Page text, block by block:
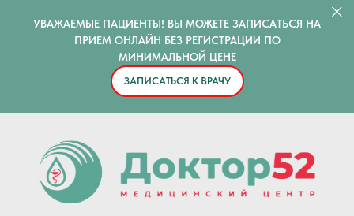
УВАЖАЕМЫЕ ПАЦИЕНТЫ! ВЫ МОЖЕТЕ ЗАПИСАТЬСЯ НА
ПРИЕМ ОНЛАЙН БЕЗ РЕГИСТРАЦИИ ПО
МИНИМАЛЬНОЙ ЦЕНЕ
ЗАПИСАТЬСЯ К ВРАЧУ